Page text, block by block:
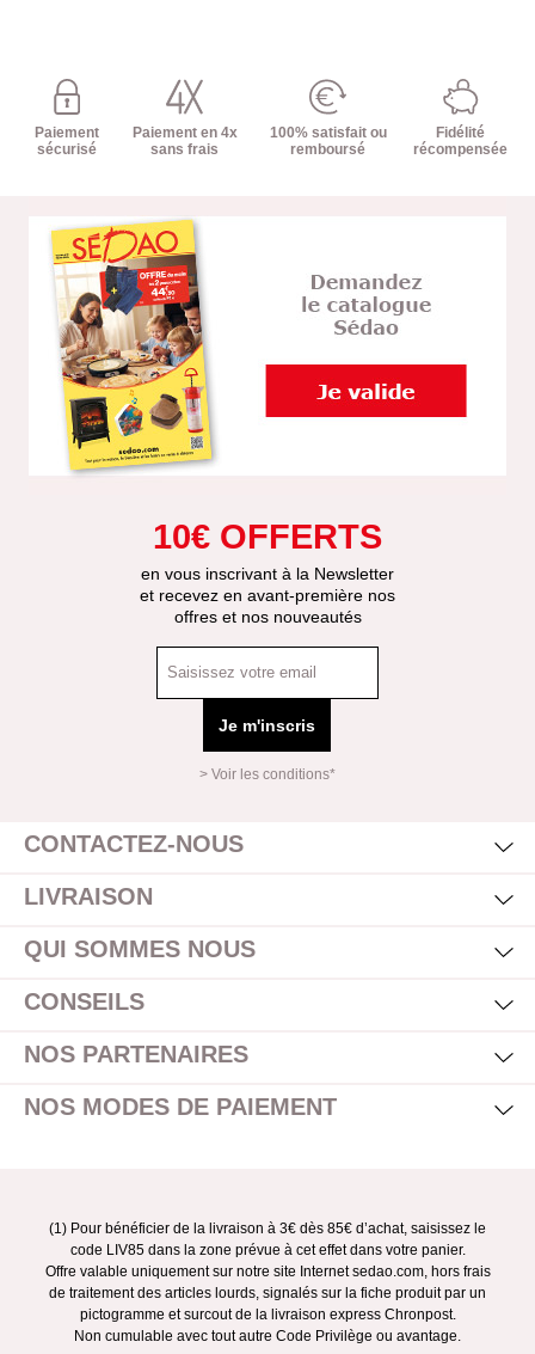
Paiement
sécurisé
Paiement en 4x
sans frais
100% satisfait ou
remboursé
Fidélité
récompensée
10€ OFFERTS
en vous inscrivant à la Newsletter
et recevez en avant-première nos
offres et nos nouveautés
Je m'inscris
> Voir les conditions*
CONTACTEZ-NOUS
LIVRAISON
QUI SOMMES NOUS
CONSEILS
NOS PARTENAIRES
NOS MODES DE PAIEMENT
(1) Pour bénéficier de la livraison à 3€ dès 85€ d’achat, saisissez le
code LIV85 dans la zone prévue à cet effet dans votre panier.
Offre valable uniquement sur notre site Internet sedao.com, hors frais
de traitement des articles lourds, signalés sur la fiche produit par un
pictogramme et surcout de la livraison express Chronpost.
Non cumulable avec tout autre Code Privilège ou avantage.